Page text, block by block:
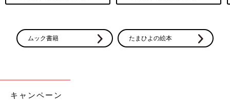
ムック書籍 たまひよの絵本
キャンペーン